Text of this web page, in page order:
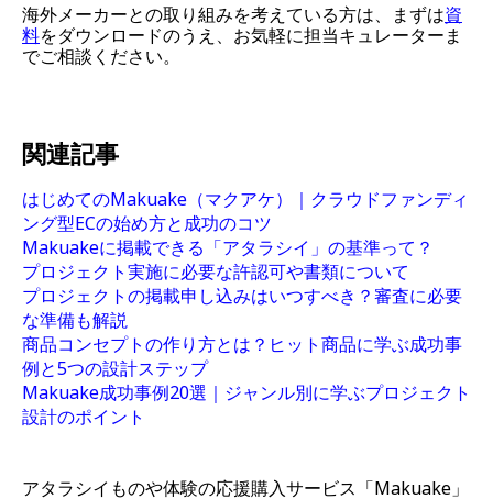
海外メーカーとの取り組みを考えている方は、まずは資
料をダウンロードのうえ、お気軽に担当キュレーターま
でご相談ください。
関連記事
はじめてのMakuake（マクアケ）｜クラウドファンディ
ング型ECの始め方と成功のコツ
Makuakeに掲載できる「アタラシイ」の基準って？
プロジェクト実施に必要な許認可や書類について
プロジェクトの掲載申し込みはいつすべき？審査に必要
な準備も解説
商品コンセプトの作り方とは？ヒット商品に学ぶ成功事
例と5つの設計ステップ
Makuake成功事例20選｜ジャンル別に学ぶプロジェクト
設計のポイント
アタラシイものや体験の応援購入サービス「Makuake」